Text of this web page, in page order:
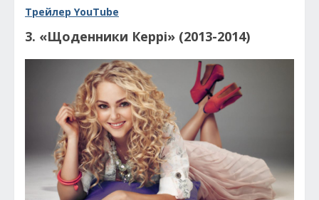
Трейлер YouTube
3. «Щоденники Керрі» (2013-2014)